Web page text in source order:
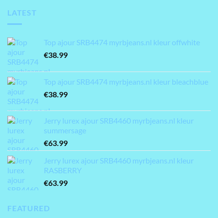
LATEST
Top ajour SRB4474 myrbjeans.nl kleur offwhite
€38.99
Top ajour SRB4474 myrbjeans.nl kleur bleachblue
€38.99
Jerry lurex ajour SRB4460 myrbjeans.nl kleur
summersage
€63.99
Jerry lurex ajour SRB4460 myrbjeans.nl kleur
RASBERRY
€63.99
FEATURED